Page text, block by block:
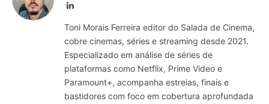
LinkedIn
Toni Morais Ferreira editor do Salada de Cinema,
cobre cinemas, séries e streaming desde 2021.
Especializado em análise de séries de
plataformas como Netflix, Prime Video e
Paramount+, acompanha estreias, finais e
bastidores com foco em cobertura aprofundada